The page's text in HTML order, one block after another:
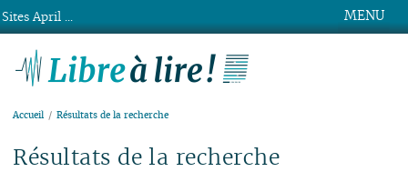
MENU
Accueil Résultats de la recherche
Résultats de la recherche
Sites April ...